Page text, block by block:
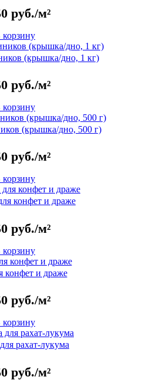
руб./м²
(крышка/дно, 1 кг)
руб./м²
(крышка/дно, 500 г)
руб./м²
конфет и драже
руб./м²
конфет и драже
руб./м²
рахат-лукума
руб./м²